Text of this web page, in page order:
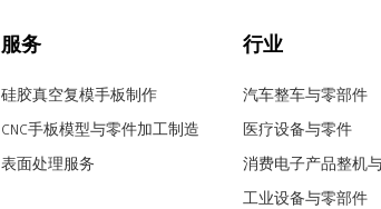
服务
硅胶真空复模手板制作
CNC手板模型与零件加工制造
表面处理服务
行业
汽车整车与零部件
医疗设备与零件
消费电子产品整机
工业设备与零部件